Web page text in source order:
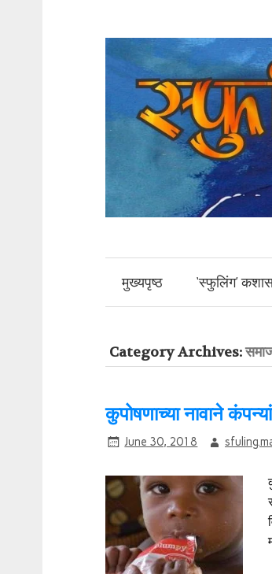
मुख्यपृष्ठ ‘स्फुलिंग’
Category Archives:
कुपोषणाच्या नावाने
June 30, 2018